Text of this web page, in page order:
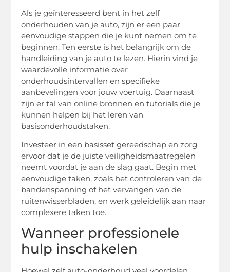
Als je geïnteresseerd bent in het zelf
onderhouden van je auto, zijn er een paar
eenvoudige stappen die je kunt nemen om te
beginnen. Ten eerste is het belangrijk om de
handleiding van je auto te lezen. Hierin vind je
waardevolle informatie over
onderhoudsintervallen en specifieke
aanbevelingen voor jouw voertuig. Daarnaast
zijn er tal van online bronnen en tutorials die je
kunnen helpen bij het leren van
basisonderhoudstaken.
Investeer in een basisset gereedschap en zorg
ervoor dat je de juiste veiligheidsmaatregelen
neemt voordat je aan de slag gaat. Begin met
eenvoudige taken, zoals het controleren van de
bandenspanning of het vervangen van de
ruitenwisserbladen, en werk geleidelijk aan naar
complexere taken toe.
Wanneer professionele
hulp inschakelen